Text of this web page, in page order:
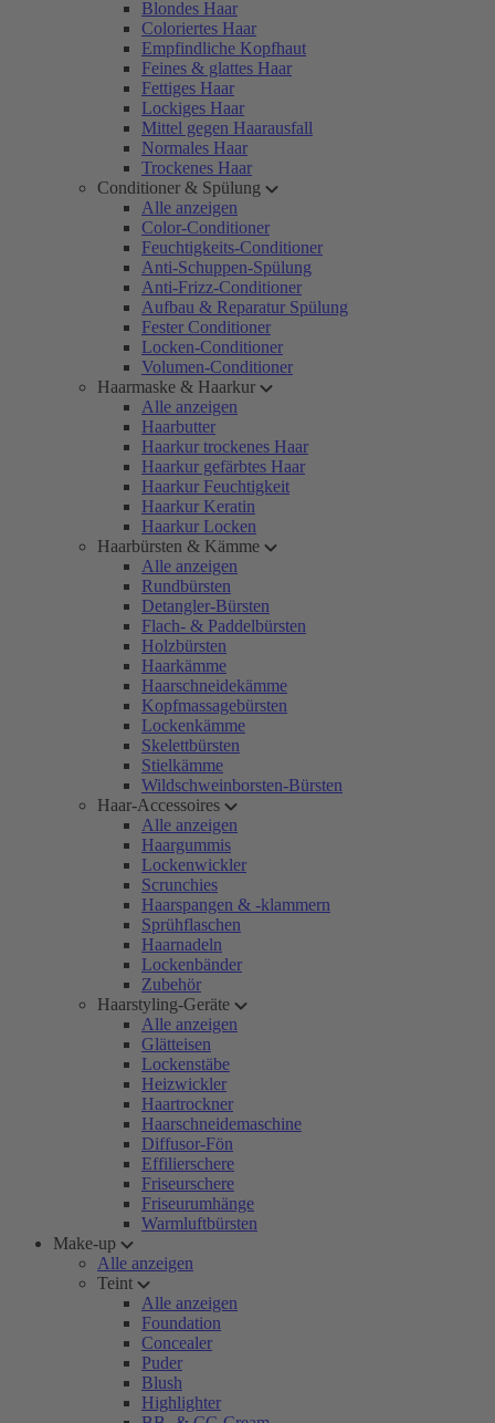
Blondes Haar
Coloriertes Haar
Empfindliche Kopfhaut
Feines & glattes Haar
Fettiges Haar
Lockiges Haar
Mittel gegen Haarausfall
Normales Haar
Trockenes Haar
Conditioner & Spülung
Alle anzeigen
Color-Conditioner
Feuchtigkeits-Conditioner
Anti-Schuppen-Spülung
Anti-Frizz-Conditioner
Aufbau & Reparatur Spülung
Fester Conditioner
Locken-Conditioner
Volumen-Conditioner
Haarmaske & Haarkur
Alle anzeigen
Haarbutter
Haarkur trockenes Haar
Haarkur gefärbtes Haar
Haarkur Feuchtigkeit
Haarkur Keratin
Haarkur Locken
Haarbürsten & Kämme
Alle anzeigen
Rundbürsten
Detangler-Bürsten
Flach- & Paddelbürsten
Holzbürsten
Haarkämme
Haarschneidekämme
Kopfmassagebürsten
Lockenkämme
Skelettbürsten
Stielkämme
Wildschweinborsten-Bürsten
Haar-Accessoires
Alle anzeigen
Haargummis
Lockenwickler
Scrunchies
Haarspangen & -klammern
Sprühflaschen
Haarnadeln
Lockenbänder
Zubehör
Haarstyling-Geräte
Alle anzeigen
Glätteisen
Lockenstäbe
Heizwickler
Haartrockner
Haarschneidemaschine
Diffusor-Fön
Effilierschere
Friseurschere
Friseurumhänge
Warmluftbürsten
Make-up
Alle anzeigen
Teint
Alle anzeigen
Foundation
Concealer
Puder
Blush
Highlighter